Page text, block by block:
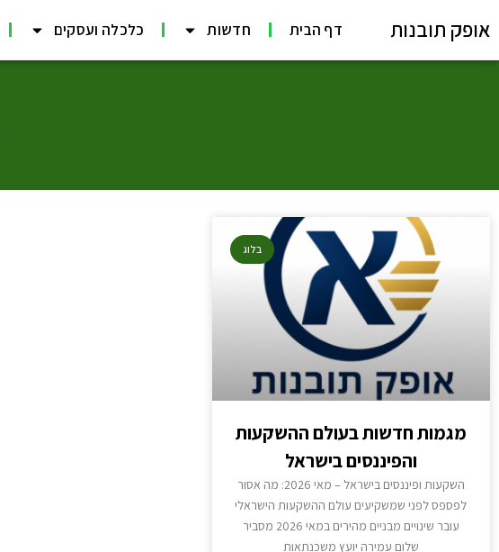
אופק תובנות דף הבית חדשות כלכלה ועסקים
בלוג
מגמות חדשות בעולם ההשקעות
והפיננסים בישראל
השקעות ופיננסים בישראל – מאי 2026: מה אסור
לפספס לפני שמשקיעים עולם ההשקעות הישראלי
עובר שינויים מבניים מהירים במאי 2026 מסביר
שלום עמירה יועץ משכנתאות